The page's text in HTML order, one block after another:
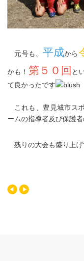
元号も、 平成から
かも！ 第５０回 と
て良かったです
これも、豊見城市ス
ームの指導者及び保護
残りの大会も盛り上げ